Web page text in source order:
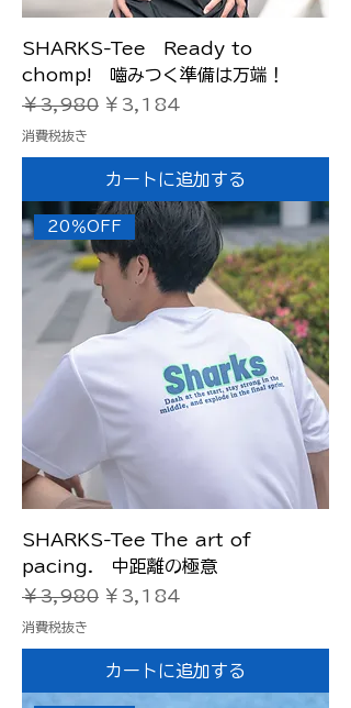
SHARKS-Tee Ready to
chomp! 嚙みつく準備は万端！
通常価格
￥3,980 セール価格
￥3,184
消費税抜き
カートに追加する
20％OFF
SHARKS-Tee The art of
pacing. 中距離の極意
通常価格
￥3,980 セール価格
￥3,184
消費税抜き
カートに追加する